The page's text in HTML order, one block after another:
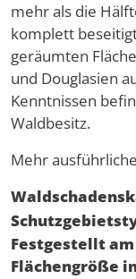
mehr als die
komplett
geräumten
und Douglasien
Kenntnissen
Waldbesitz.
Mehr
Festgestellt am
Flächengröße